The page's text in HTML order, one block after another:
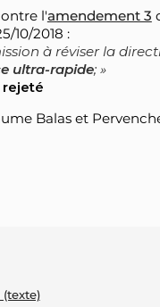
l'amendement 3
10/2018 :
à réviser la
ultra-rapide;
rejeté
Balas et